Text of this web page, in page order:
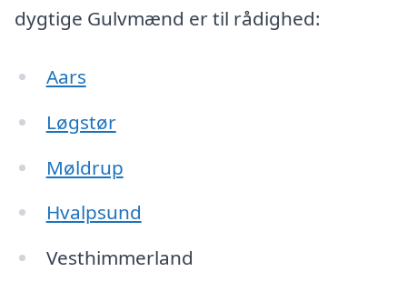
dygtige Gulvmænd er til rådighed:
Aars
Løgstør
Møldrup
Hvalpsund
Vesthimmerland